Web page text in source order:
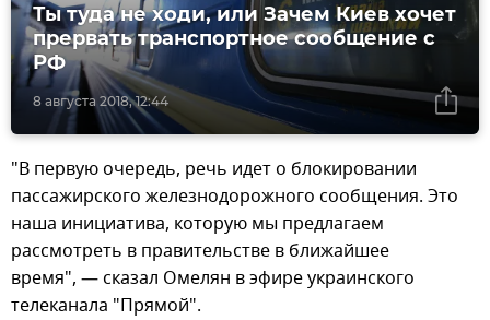
8 августа 2018, 12:44
Ты туда не ходи, или Зачем Киев хочет
прервать транспортное сообщение с
РФ
"В первую очередь, речь идет о блокировании
пассажирского железнодорожного сообщения. Это
наша инициатива, которую мы предлагаем
рассмотреть в правительстве в ближайшее
время", — сказал Омелян в эфире украинского
телеканала "Прямой".